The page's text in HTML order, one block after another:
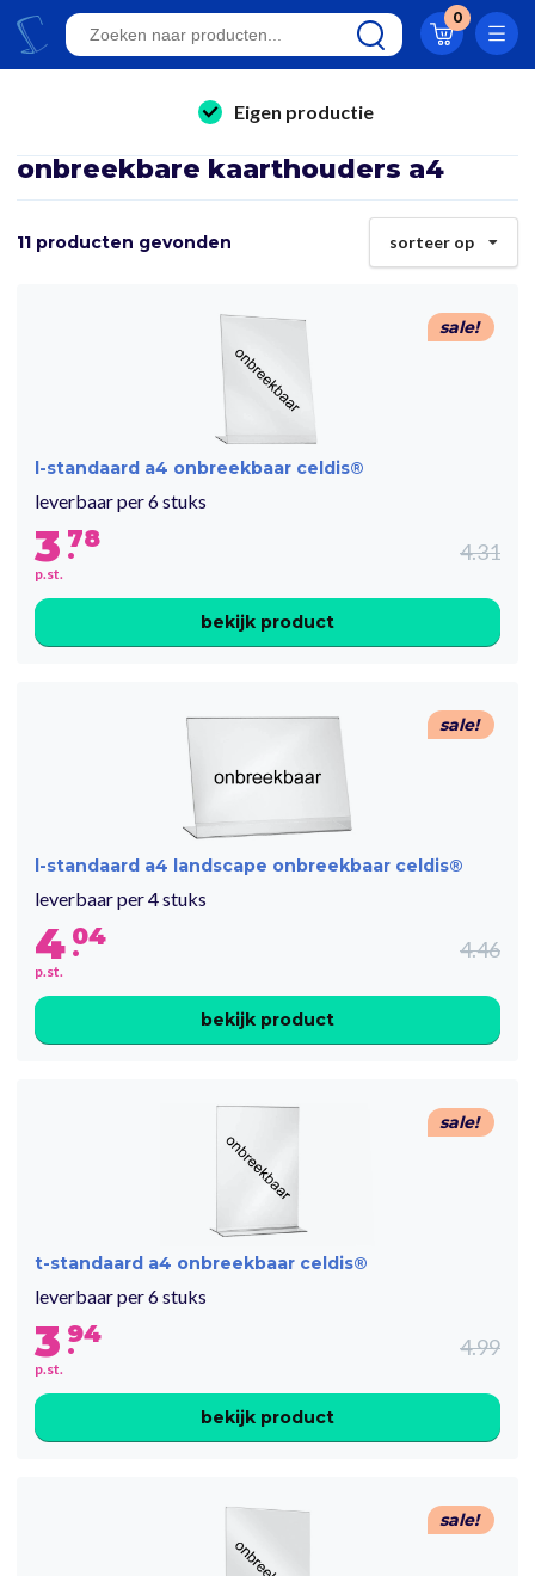
0
kaarthouders
Klantwaardering 8.9
A-kwaliteit displays
Eigen productie
24/7 bereikbaar
Al 23 jaar online!
Klantwaardering 8.9
onbreekbare kaarthouders a4
11 producten gevonden sorteer op
l-standaard a4 onbreekbaar celdis®
leverbaar per 6 stuks
sale!
3 .
78
p.st.
4.31
bekijk product
l-standaard a4 landscape onbreekbaar celdis®
leverbaar per 4 stuks
sale!
4 .
04
p.st.
4.46
bekijk product
t-standaard a4 onbreekbaar celdis®
leverbaar per 6 stuks
sale!
3 .
94
p.st.
4.99
bekijk product
sale!